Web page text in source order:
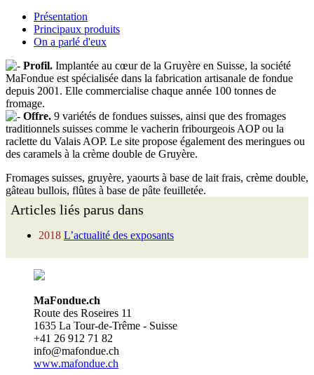
Présentation
Principaux produits
On a parlé d'eux
Profil. Implantée au cœur de la Gruyère en Suisse, la société
MaFondue est spécialisée dans la fabrication artisanale de fondue
depuis 2001. Elle commercialise chaque année 100 tonnes de
fromage.
Offre. 9 variétés de fondues suisses, ainsi que des fromages
traditionnels suisses comme le vacherin fribourgeois AOP ou la
raclette du Valais AOP. Le site propose également des meringues ou
des caramels à la crème double de Gruyère.
Fromages suisses, gruyère, yaourts à base de lait frais, crème double,
gâteau bullois, flûtes à base de pâte feuilletée.
Articles liés parus dans
2018 L’actualité des exposants
MaFondue.ch
Route des Roseires 11
1635 La Tour-de-Trême - Suisse
+41 26 912 71 82
info@mafondue.ch
www.mafondue.ch